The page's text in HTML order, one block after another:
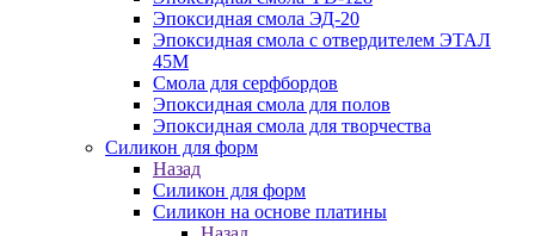
Эпоксидная смола ЭД-20
Эпоксидная смола с отвердителем ЭТАЛ
45М
Смола для серфбордов
Эпоксидная смола для полов
Эпоксидная смола для творчества
Силикон для форм
Назад
Силикон для форм
Силикон на основе платины